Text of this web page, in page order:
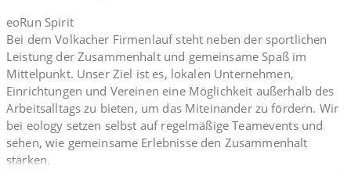
eoRun Spirit
Bei dem Volkacher Firmenlauf steht neben der sportlichen
Leistung der Zusammenhalt und gemeinsame Spaß im
Mittelpunkt. Unser Ziel ist es, lokalen Unternehmen,
Einrichtungen und Vereinen eine Möglichkeit außerhalb des
Arbeitsalltags zu bieten, um das Miteinander zu fördern. Wir
bei eology setzen selbst auf regelmäßige Teamevents und
sehen, wie gemeinsame Erlebnisse den Zusammenhalt
stärken.